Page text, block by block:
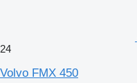
24
Volvo FMX 450